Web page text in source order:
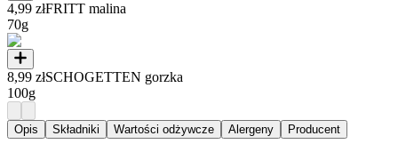
4,99 złFRITT malina
70g
8,99 złSCHOGETTEN gorzka
100g
Opis Składniki Wartości odżywcze Alergeny Producent